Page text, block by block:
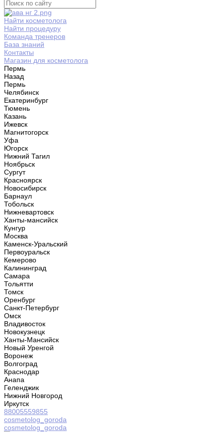
Найти косметолога
Найти процедуру
Команда тренеров
База знаний
Контакты
Магазин для косметолога
Пермь
Назад
Пермь
Челябинск
Екатеринбург
Тюмень
Казань
Ижевск
Магнитогорск
Уфа
Югорск
Нижний Тагил
Ноябрьск
Сургут
Красноярск
Новосибирск
Барнаул
Тобольск
Нижневартовск
Ханты-мансийск
Кунгур
Москва
Каменск-Уральский
Первоуральск
Кемерово
Калининград
Самара
Тольятти
Томск
Оренбург
Санкт-Петербург
Омск
Владивосток
Новокузнецк
Ханты-Мансийск
Новый Уренгой
Воронеж
Волгоград
Краснодар
Анапа
Геленджик
Нижний Новгород
Иркутск
88005559855
cosmetolog_goroda
cosmetolog_goroda